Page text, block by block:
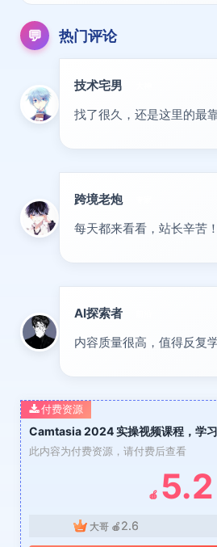
💬 热门评论
技术宅男
找了很久，还是这里的最靠
跨境老炮
每天都来看看，站长辛苦！
AI探索者
内容质量很高，值得反复学
此内容为付费资源，请付费后查看
🍎 5.2
大哥 🍎 2.6
付费资源